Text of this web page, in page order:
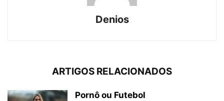
Denios
ARTIGOS RELACIONADOS
Pornô ou Futebol